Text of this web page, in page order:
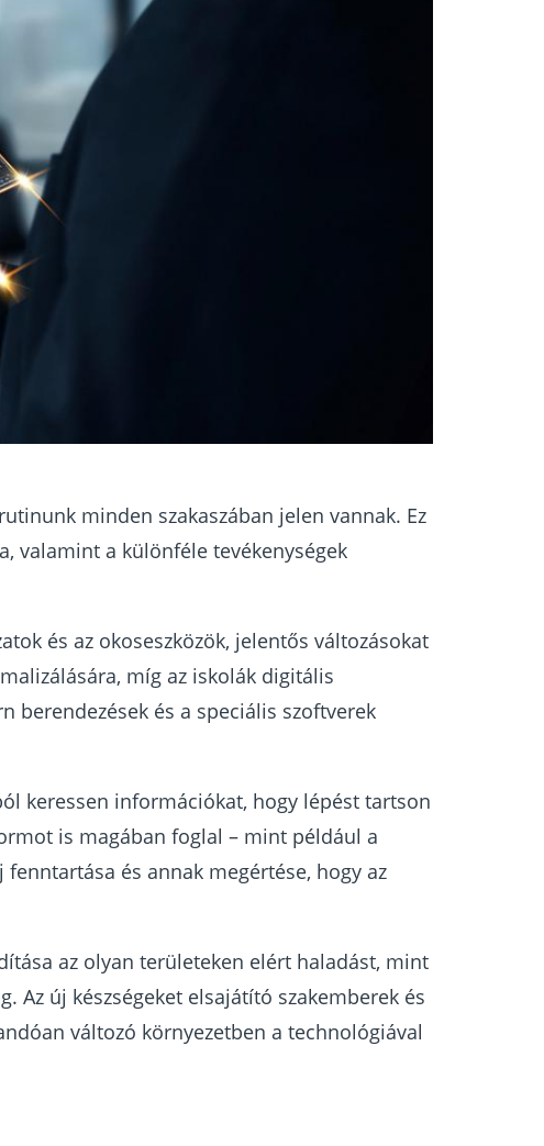
minden szakaszában jelen vannak. Ez
valamint a különféle tevékenységek
és az okoseszközök, jelentős változásokat
míg az iskolák digitális
berendezések és a speciális szoftverek
keressen információkat, hogy lépést tartson
is magában foglal – mint például a
és annak megértése, hogy az
az olyan területeken elért haladást, mint
Az új készségeket elsajátító szakemberek és
változó környezetben a technológiával